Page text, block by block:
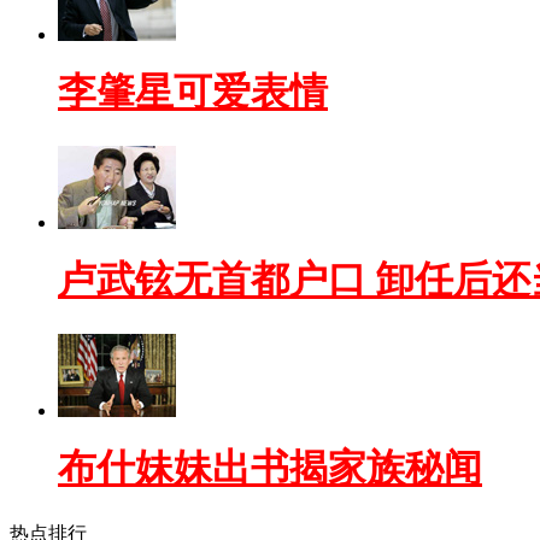
李肇星可爱表情
卢武铉无首都户口 卸任后
布什妹妹出书揭家族秘闻
热点排行